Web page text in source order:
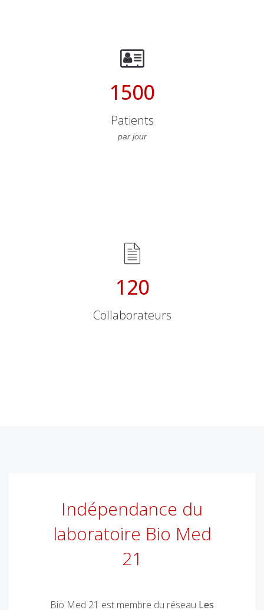
1500
Patients
par jour
120
Collaborateurs
Indépendance du
laboratoire Bio Med
21
Bio Med 21 est membre du réseau Les